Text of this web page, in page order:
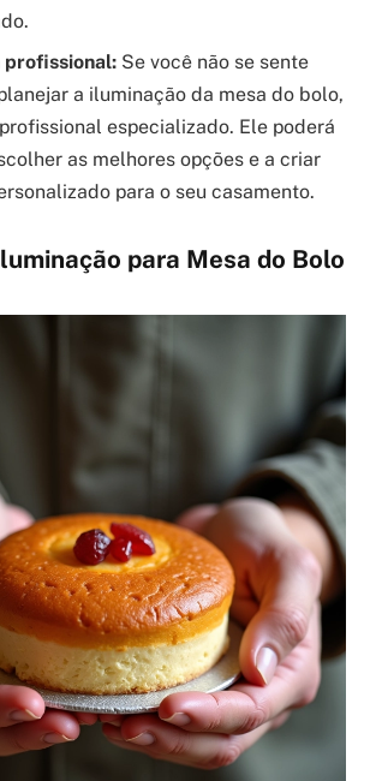
Se você não se sente
a iluminação da mesa do bolo,
especializado. Ele poderá
as melhores opções e a criar
para o seu casamento.
para Mesa do Bolo